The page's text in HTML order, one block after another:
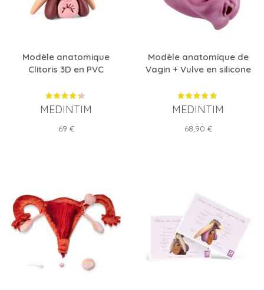
Modèle anatomique
Clitoris 3D en PVC
MEDINTIM
Prix
69 €
Modèle anatomique de
Vagin + Vulve en silicone
MEDINTIM
Prix
68,90 €